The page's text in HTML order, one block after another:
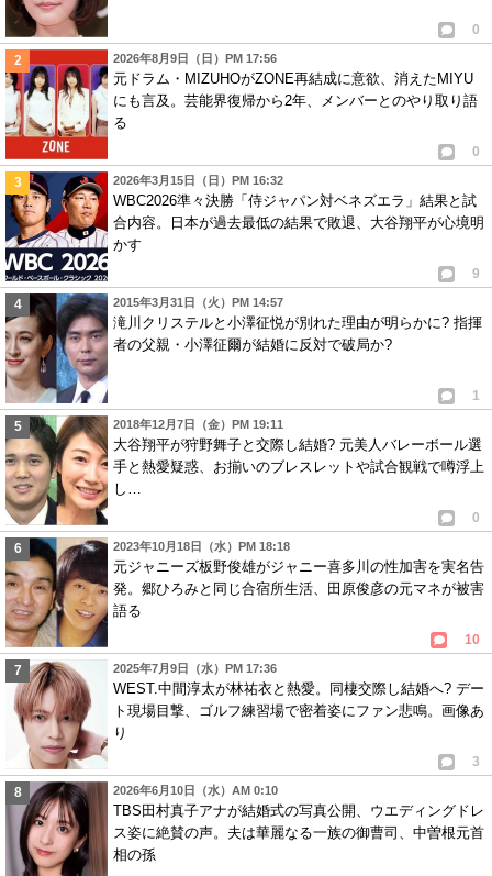
0
2026年8月9日（日）PM 17:56
元ドラム・MIZUHOがZONE再結成に意欲、消えたMIYU
にも言及。芸能界復帰から2年、メンバーとのやり取り語
る
0
2026年3月15日（日）PM 16:32
WBC2026準々決勝「侍ジャパン対ベネズエラ」結果と試
合内容。日本が過去最低の結果で敗退、大谷翔平が心境明
かす
9
2015年3月31日（火）PM 14:57
滝川クリステルと小澤征悦が別れた理由が明らかに? 指揮
者の父親・小澤征爾が結婚に反対で破局か?
1
2018年12月7日（金）PM 19:11
大谷翔平が狩野舞子と交際し結婚? 元美人バレーボール選
手と熱愛疑惑、お揃いのブレスレットや試合観戦で噂浮上
し…
0
2023年10月18日（水）PM 18:18
元ジャニーズ板野俊雄がジャニー喜多川の性加害を実名告
発。郷ひろみと同じ合宿所生活、田原俊彦の元マネが被害
語る
10
2025年7月9日（水）PM 17:36
WEST.中間淳太が林祐衣と熱愛。同棲交際し結婚へ? デー
ト現場目撃、ゴルフ練習場で密着姿にファン悲鳴。画像あ
り
3
2026年6月10日（水）AM 0:10
TBS田村真子アナが結婚式の写真公開、ウエディングドレ
ス姿に絶賛の声。夫は華麗なる一族の御曹司、中曽根元首
相の孫